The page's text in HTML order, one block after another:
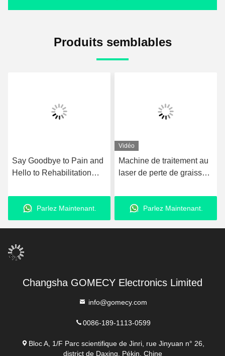
Produits semblables
Say Goodbye to Pain and
Hello to Rehabilitation
Ultrasound Pain Relief
Technology Therapy
Device
Parlez Maintenant.
Vidéo
Machine de traitement au
laser de perte de graisse
liposuccion au laser
amélioréParlez Maintenant.
Changsha GOMECY Electronics Limited
info@gomecy.com
0086-189-1113-0599
Bloc A, 1/F Parc scientifique de Jinri, rue Jinyuan n° 26,
district de Daxing, Pékin, Chine